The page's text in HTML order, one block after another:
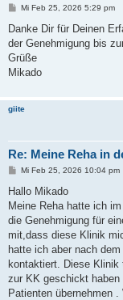
B
i
r
a
Mi Feb 25, 2026 5:29 pm
Danke Dir für Deinen
der Genehmigung bis
Grüße
Mikado
giite
Re: Meine Reha in
B
i
r
a
Mi Feb 25, 2026 10:04 pm
Hallo Mikado
Meine Reha hatte ich
die Genehmigung für
mit,dass diese Klinik
hatte ich aber nach
kontaktiert. Diese
zur KK geschickt
Patienten übernehmen